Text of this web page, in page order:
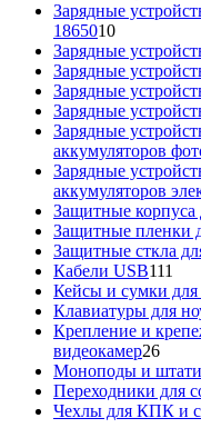
Зарядные
186501010
товаров
Зарядные
Зарядные
Зарядные
Зарядные
Зарядные
аккумуляторов
Зарядные
аккумуляторов
Защитные корпуса
Защитные пленки
Защитные сткла
Кабели USB111
Кейсы и сумки для
Клавиатуры для
Крепление и
видеокамер2626
Моноподы и
Переходники для
Чехлы для КПК и